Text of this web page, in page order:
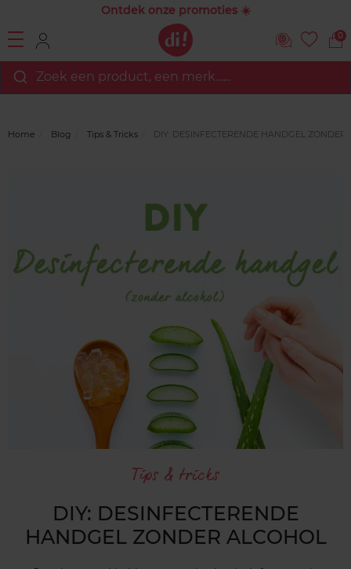
Ontdek onze promoties ☀️
0
Zoek een product, een merk…...
Home Blog Tips & Tricks DIY: DESINFECTERENDE HANDGEL ZONDER
Tips & tricks
DIY: DESINFECTERENDE
HANDGEL ZONDER ALCOHOL